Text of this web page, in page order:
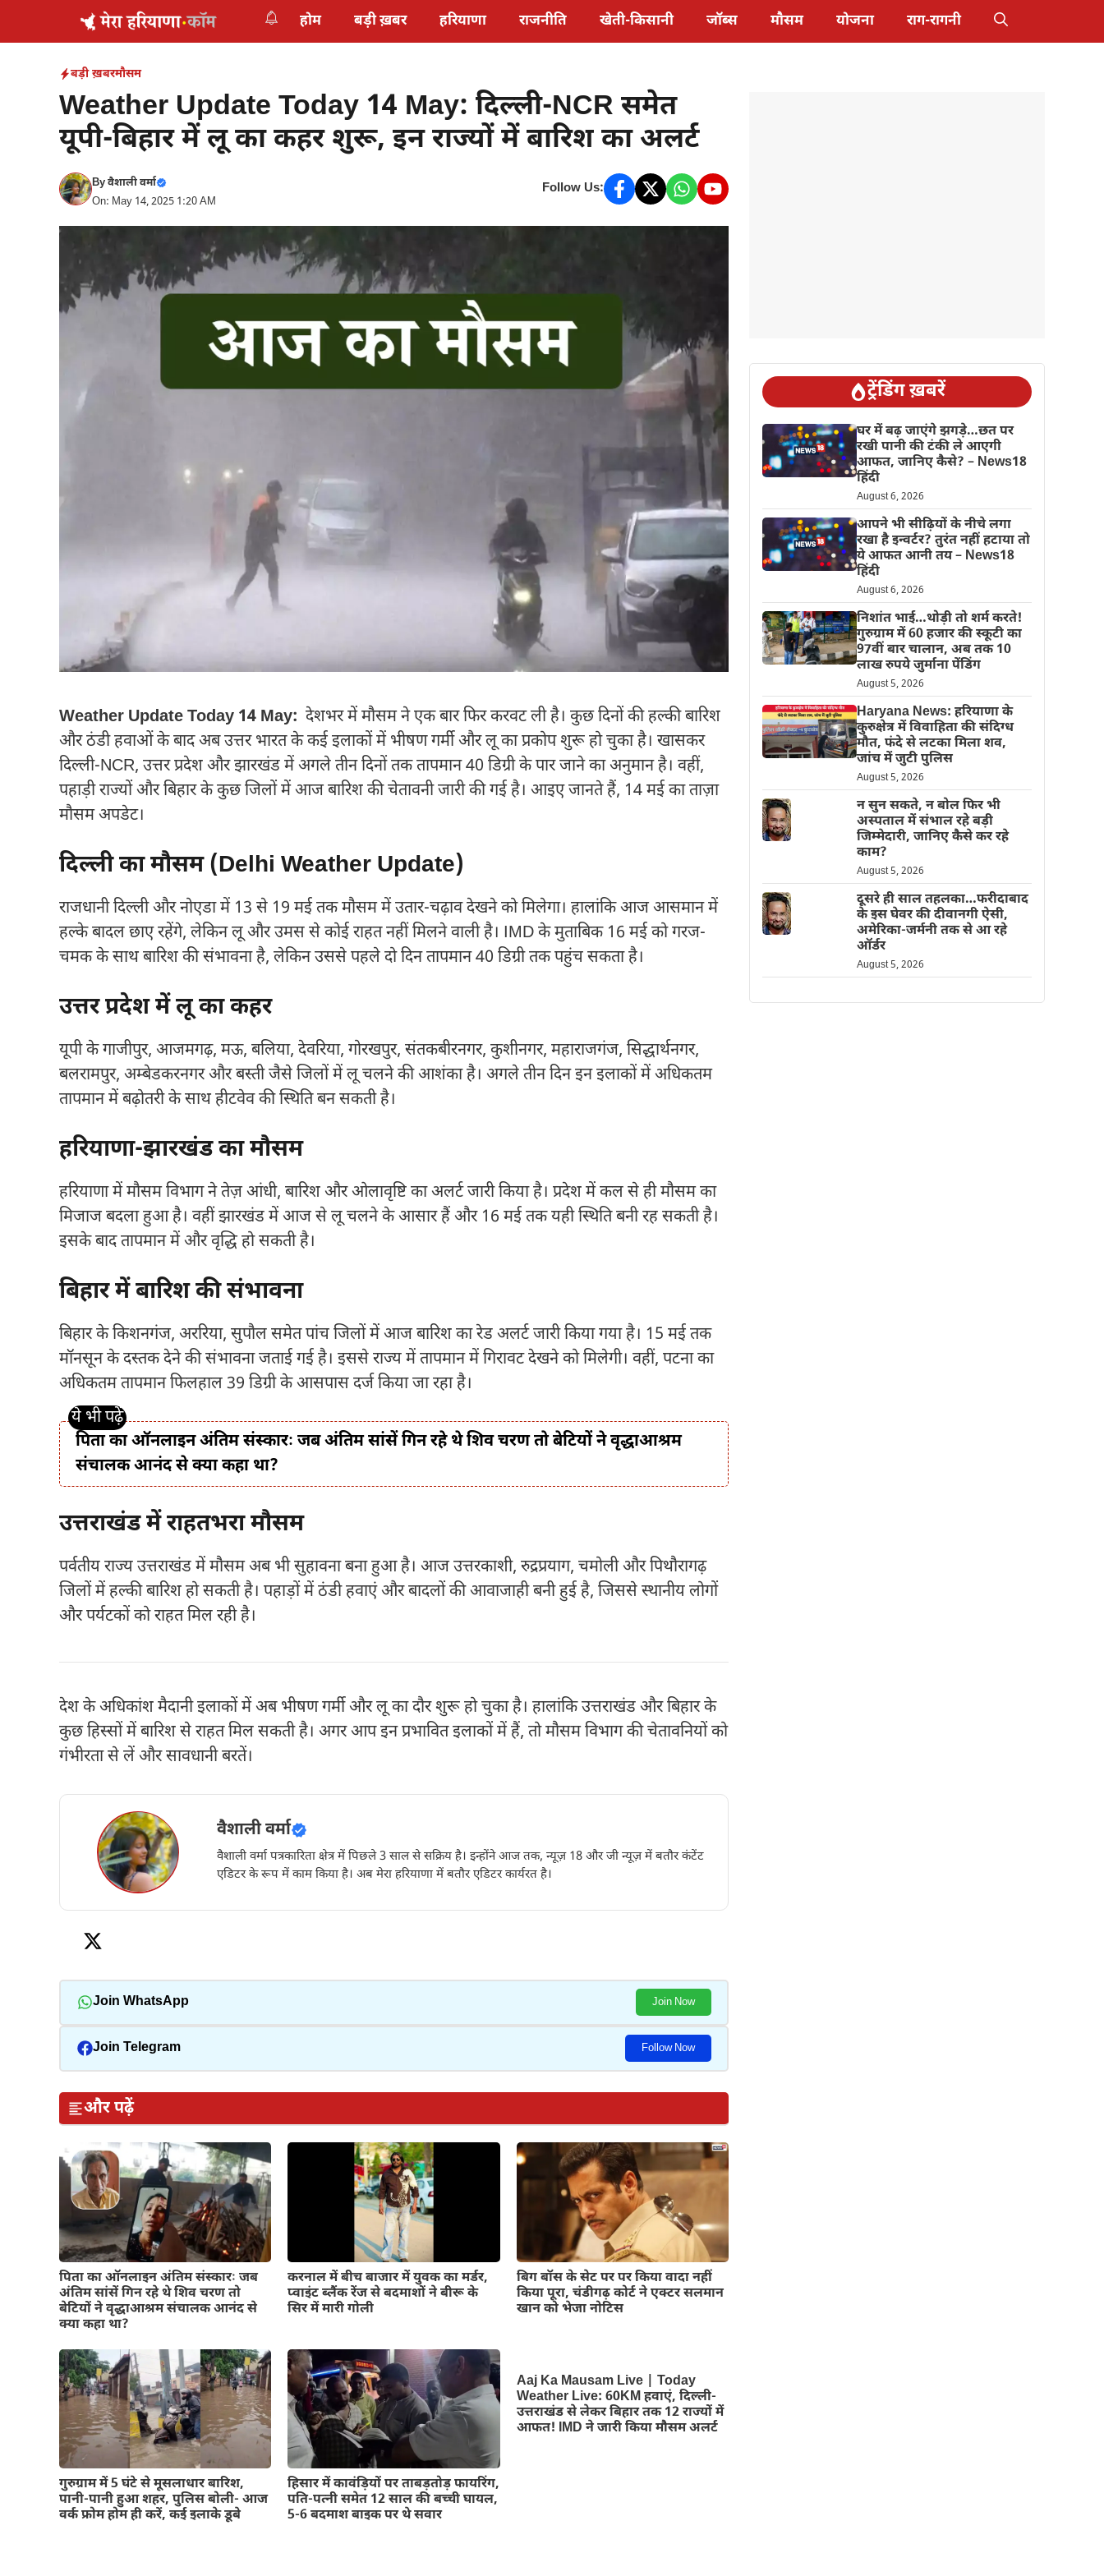
होम बड़ी ख़बर हरियाणा राजनीति खेती-किसानी जॉब्स मौसम योजना राग-रागनी
बड़ी ख़बरमौसम
Weather Update Today 14 May: दिल्ली-NCR समेत
यूपी-बिहार में लू का कहर शुरू, इन राज्यों में बारिश का अलर्ट
Byवैशाली वर्मा
On: May 14, 2025 1:20 AM
Follow Us:
Weather Update Today 14 May: देशभर में मौसम ने एक बार फिर करवट ली है। कुछ दिनों की हल्की बारिश
और ठंडी हवाओं के बाद अब उत्तर भारत के कई इलाकों में भीषण गर्मी और लू का प्रकोप शुरू हो चुका है। खासकर
दिल्ली-NCR, उत्तर प्रदेश और झारखंड में अगले तीन दिनों तक तापमान 40 डिग्री के पार जाने का अनुमान है। वहीं,
पहाड़ी राज्यों और बिहार के कुछ जिलों में आज बारिश की चेतावनी जारी की गई है। आइए जानते हैं, 14 मई का ताज़ा
मौसम अपडेट।
दिल्ली का मौसम (Delhi Weather Update)
राजधानी दिल्ली और नोएडा में 13 से 19 मई तक मौसम में उतार-चढ़ाव देखने को मिलेगा। हालांकि आज आसमान में
हल्के बादल छाए रहेंगे, लेकिन लू और उमस से कोई राहत नहीं मिलने वाली है। IMD के मुताबिक 16 मई को गरज-
चमक के साथ बारिश की संभावना है, लेकिन उससे पहले दो दिन तापमान 40 डिग्री तक पहुंच सकता है।
उत्तर प्रदेश में लू का कहर
यूपी के गाजीपुर, आजमगढ़, मऊ, बलिया, देवरिया, गोरखपुर, संतकबीरनगर, कुशीनगर, महाराजगंज, सिद्धार्थनगर,
बलरामपुर, अम्बेडकरनगर और बस्ती जैसे जिलों में लू चलने की आशंका है। अगले तीन दिन इन इलाकों में अधिकतम
तापमान में बढ़ोतरी के साथ हीटवेव की स्थिति बन सकती है।
हरियाणा-झारखंड का मौसम
हरियाणा में मौसम विभाग ने तेज़ आंधी, बारिश और ओलावृष्टि का अलर्ट जारी किया है। प्रदेश में कल से ही मौसम का
मिजाज बदला हुआ है। वहीं झारखंड में आज से लू चलने के आसार हैं और 16 मई तक यही स्थिति बनी रह सकती है।
इसके बाद तापमान में और वृद्धि हो सकती है।
बिहार में बारिश की संभावना
बिहार के किशनगंज, अररिया, सुपौल समेत पांच जिलों में आज बारिश का रेड अलर्ट जारी किया गया है। 15 मई तक
मॉनसून के दस्तक देने की संभावना जताई गई है। इससे राज्य में तापमान में गिरावट देखने को मिलेगी। वहीं, पटना का
अधिकतम तापमान फिलहाल 39 डिग्री के आसपास दर्ज किया जा रहा है।
पिता का ऑनलाइन अंतिम संस्कारः जब अंतिम सांसें गिन रहे थे शिव चरण तो बेटियों ने वृद्धाआश्रम
संचालक आनंद से क्या कहा था?
उत्तराखंड में राहतभरा मौसम
पर्वतीय राज्य उत्तराखंड में मौसम अब भी सुहावना बना हुआ है। आज उत्तरकाशी, रुद्रप्रयाग, चमोली और पिथौरागढ़
जिलों में हल्की बारिश हो सकती है। पहाड़ों में ठंडी हवाएं और बादलों की आवाजाही बनी हुई है, जिससे स्थानीय लोगों
और पर्यटकों को राहत मिल रही है।
देश के अधिकांश मैदानी इलाकों में अब भीषण गर्मी और लू का दौर शुरू हो चुका है। हालांकि उत्तराखंड और बिहार के
कुछ हिस्सों में बारिश से राहत मिल सकती है। अगर आप इन प्रभावित इलाकों में हैं, तो मौसम विभाग की चेतावनियों को
गंभीरता से लें और सावधानी बरतें।
वैशाली वर्मा
वैशाली वर्मा पत्रकारिता क्षेत्र में पिछले 3 साल से सक्रिय है। इन्होंने आज तक, न्यूज़ 18 और जी न्यूज़ में बतौर कंटेंट
एडिटर के रूप में काम किया है। अब मेरा हरियाणा में बतौर एडिटर कार्यरत है।
Join WhatsApp Join Now
Join Telegram Follow Now
और पढ़ें
पिता का ऑनलाइन अंतिम संस्कारः जब
अंतिम सांसें गिन रहे थे शिव चरण तो
बेटियों ने वृद्धाआश्रम संचालक आनंद से
क्या कहा था?
करनाल में बीच बाजार में युवक का मर्डर,
प्वाइंट ब्लैंक रेंज से बदमाशों ने बीरू के
सिर में मारी गोली
बिग बॉस के सेट पर पर किया वादा नहीं
किया पूरा, चंडीगढ़ कोर्ट ने एक्टर सलमान
खान को भेजा नोटिस
गुरुग्राम में 5 घंटे से मूसलाधार बारिश,
पानी-पानी हुआ शहर, पुलिस बोली- आज
वर्क फ्रोम होम ही करें, कई इलाके डूबे
हिसार में कावंड़ियों पर ताबड़तोड़ फायरिंग,
पति-पत्नी समेत 12 साल की बच्ची घायल,
5-6 बदमाश बाइक पर थे सवार
Aaj Ka Mausam Live | Today
Weather Live: 60KM हवाएं, दिल्ली-
उत्तराखंड से लेकर बिहार तक 12 राज्यों में
आफत! IMD ने जारी किया मौसम अलर्ट
ट्रेंडिंग ख़बरें
घर में बढ़ जाएंगे झगड़े…छत पर
रखी पानी की टंकी ले आएगी
आफत, जानिए कैसे? – News18
हिंदी
August 6, 2026
आपने भी सीढ़ियों के नीचे लगा
रखा है इन्वर्टर? तुरंत नहीं हटाया तो
ये आफत आनी तय – News18
हिंदी
August 6, 2026
निशांत भाई…थोड़ी तो शर्म करते!
गुरुग्राम में 60 हजार की स्कूटी का
97वीं बार चालान, अब तक 10
लाख रुपये जुर्माना पेंडिंग
August 5, 2026
Haryana News: हरियाणा के
कुरुक्षेत्र में विवाहिता की संदिग्ध
मौत, फंदे से लटका मिला शव,
जांच में जुटी पुलिस
August 5, 2026
न सुन सकते, न बोल फिर भी
अस्पताल में संभाल रहे बड़ी
जिम्मेदारी, जानिए कैसे कर रहे
काम?
August 5, 2026
दूसरे ही साल तहलका…फरीदाबाद
के इस घेवर की दीवानगी ऐसी,
अमेरिका-जर्मनी तक से आ रहे
ऑर्डर
August 5, 2026